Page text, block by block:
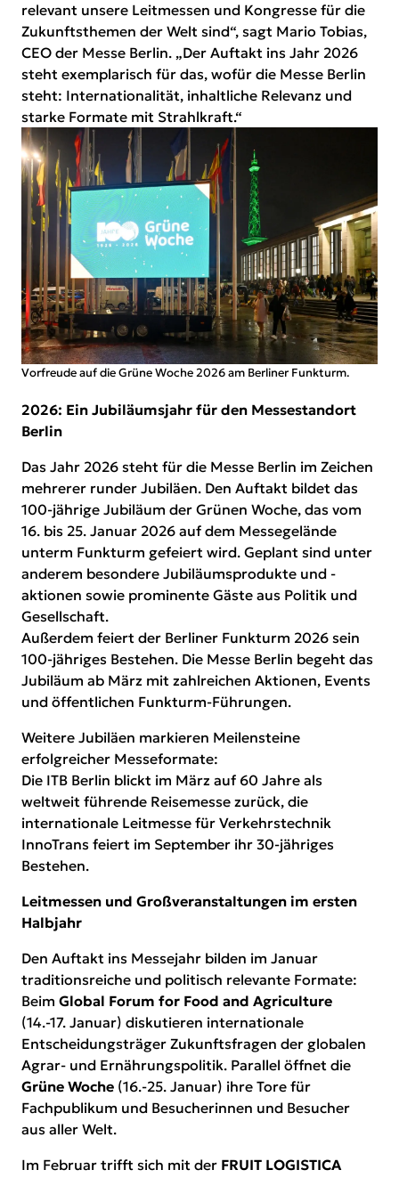
relevant unsere Leitmessen und Kongresse für die
Zukunftsthemen der Welt sind“, sagt Mario Tobias,
CEO der Messe Berlin. „Der Auftakt ins Jahr 2026
steht exemplarisch für das, wofür die Messe Berlin
steht: Internationalität, inhaltliche Relevanz und
starke Formate mit Strahlkraft.“
Vorfreude auf die Grüne Woche 2026 am Berliner Funkturm.
2026: Ein Jubiläumsjahr für den Messestandort
Berlin
Das Jahr 2026 steht für die Messe Berlin im Zeichen
mehrerer runder Jubiläen. Den Auftakt bildet das
100-jährige Jubiläum der Grünen Woche, das vom
16. bis 25. Januar 2026 auf dem Messegelände
unterm Funkturm gefeiert wird. Geplant sind unter
anderem besondere Jubiläumsprodukte und -
aktionen sowie prominente Gäste aus Politik und
Gesellschaft.
Außerdem feiert der Berliner Funkturm 2026 sein
100-jähriges Bestehen. Die Messe Berlin begeht das
Jubiläum ab März mit zahlreichen Aktionen, Events
und öffentlichen Funkturm-Führungen.
Weitere Jubiläen markieren Meilensteine
erfolgreicher Messeformate:
Die ITB Berlin blickt im März auf 60 Jahre als
weltweit führende Reisemesse zurück, die
internationale Leitmesse für Verkehrstechnik
InnoTrans feiert im September ihr 30-jähriges
Bestehen.
Leitmessen und Großveranstaltungen im ersten
Halbjahr
Den Auftakt ins Messejahr bilden im Januar
traditionsreiche und politisch relevante Formate:
BeimGlobal Forum for Food and Agriculture
(14.-17. Januar) diskutieren internationale
Entscheidungsträger Zukunftsfragen der globalen
Agrar- und Ernährungspolitik. Parallel öffnet die
Grüne Woche (16.-25. Januar) ihre Tore für
Fachpublikum und Besucherinnen und Besucher
aus aller Welt.
Im Februar trifft sich mit der FRUIT LOGISTICA